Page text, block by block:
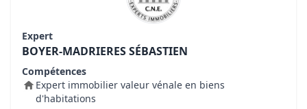
Expert
BOYER-MADRIERES SÉBASTIEN
Compétences
Expert immobilier valeur vénale en biens
d'habitations